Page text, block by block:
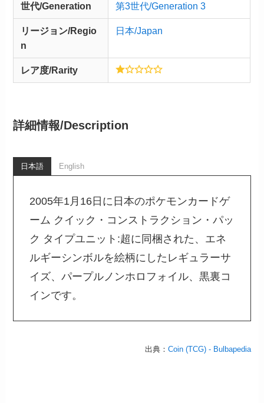
世代/Generation 第3世代/Generation 3
リージョン/Regio
n
日本/Japan
レア度/Rarity
詳細情報/Description
日本語 English
2005年1月16日に日本のポケモンカードゲ
ーム クイック・コンストラクション・パッ
ク タイプユニット:超に同梱された、エネ
ルギーシンボルを絵柄にしたレギュラーサ
イズ、パープルノンホロフォイル、黒裏コ
インです。
出典： Coin (TCG) - Bulbapedia